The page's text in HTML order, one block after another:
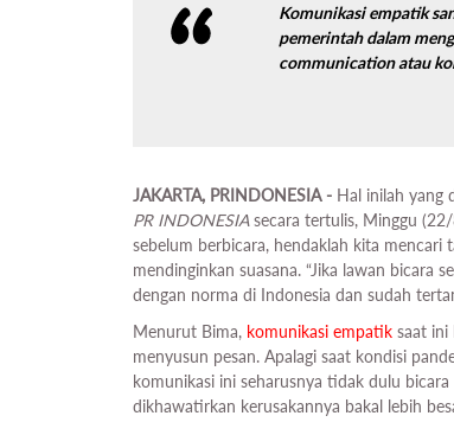
Komunikasi empatik
pemerintah dalam
communicationatau
JAKARTA, PRINDONESIA - Hal inilah yang
PR INDONESIAsecara tertulis, Minggu
sebelum berbicara, hendaklah kita mencari
mendinginkan suasana. “Jika lawan bicara
dengan norma di Indonesia dan sudah
Menurut Bima, komunikasi empatik saat ini
menyusun pesan. Apalagi saat kondisi
komunikasi ini seharusnya tidak dulu
dikhawatirkan kerusakannya bakal lebih